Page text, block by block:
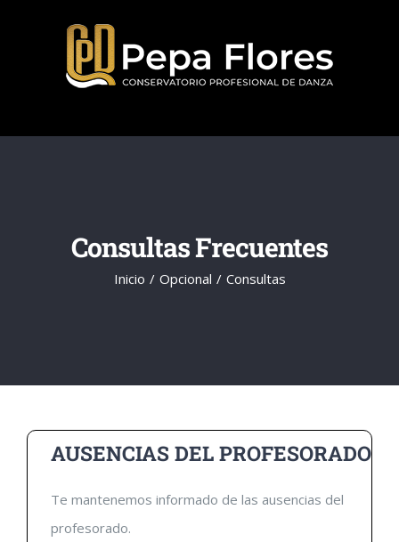
Consultas Frecuentes
Inicio Opcional Consultas
AUSENCIAS DEL PROFESORADO
Te mantenemos informado de las ausencias del
profesorado.